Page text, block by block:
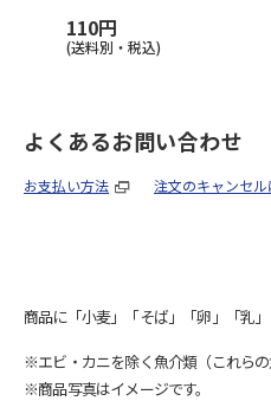
110円
(送料別・税込)
よくあるお問い合わせ
お支払い方法 注文のキャンセル
商品に「小麦」「そば」「卵」「乳
※エビ・カニを除く魚介類（これら
※商品写真はイメージです。